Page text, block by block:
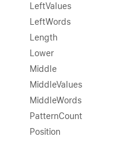
LeftValues
LeftWords
Length
Lower
Middle
MiddleValues
MiddleWords
PatternCount
Position